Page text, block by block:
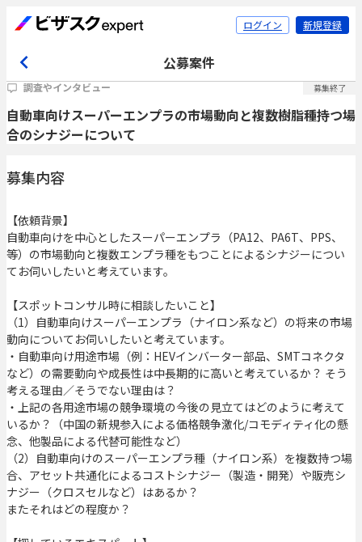
ログイン 新規登録
公募案件
調査やインタビュー 募集終了
自動車向けスーパーエンプラの市場動向と複数樹脂種持つ場
合のシナジーについて
募集内容
【依頼背景】
自動車向けを中心としたスーパーエンプラ（PA12、PA6T、PPS、
等）の市場動向と複数エンプラ種をもつことによるシナジーについ
てお伺いしたいと考えています。
【スポットコンサル時に相談したいこと】
（1）自動車向けスーパーエンプラ（ナイロン系など）の将来の市場
動向についてお伺いしたいと考えています。
・自動車向け用途市場（例：HEVインバーター部品、SMTコネクタ
など）の需要動向や成長性は中長期的に高いと考えているか？ そう
考える理由／そうでない理由は？
・上記の各用途市場の競争環境の今後の見立てはどのように考えて
いるか？（中国の新規参入による価格競争激化/コモディティ化の懸
念、他製品による代替可能性など）
（2）自動車向けのスーパーエンプラ種（ナイロン系）を複数持つ場
合、アセット共通化によるコストシナジー（製造・開発）や販売シ
ナジー（クロスセルなど）はあるか？
またそれはどの程度か？